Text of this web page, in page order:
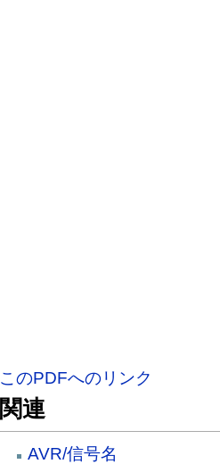
このPDFへのリンク
関連
AVR/信号名